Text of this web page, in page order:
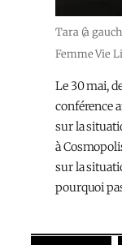
Tara (à
Femme Vie
Le 30 mai,
conférence
sur la
à
sur la
pourquoi